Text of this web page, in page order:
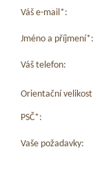
Váš e-mail*:
Jméno a příjmení*:
Váš telefon:
Orientační
PSČ*:
Vaše požadavky: